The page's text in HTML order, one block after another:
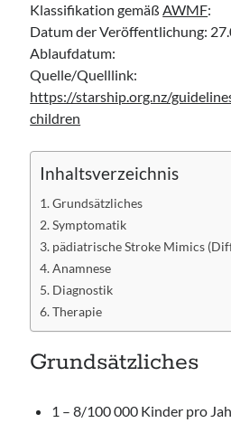
Klassifikation gemäßAWMF:
Datum der Veröffentlichung:
Ablaufdatum:
Quelle/Quelllink:
https://starship.org.nz/
children
Inhaltsverzeichnis
Grundsätzliches
Symptomatik
pädiatrische Stroke Mimics
Anamnese
Diagnostik
Therapie
Grundsätzliches
1 – 8/100 000 Kinder pro